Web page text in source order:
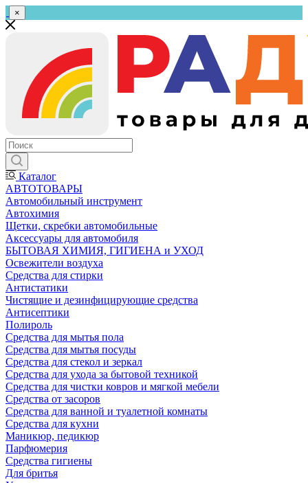
×
Каталог
АВТОТОВАРЫ
Автомобильный инструмент
Автохимия
Щетки, скребки автомобильные
Аксессуары для автомобиля
БЫТОВАЯ ХИМИЯ, ГИГИЕНА и УХОД
Освежители воздуха
Средства для стирки
Антистатики
Чистящие и дезинфицирующие средства
Антисептики
Полироль
Средства для мытья пола
Средства для мытья посуды
Средства для стекол и зеркал
Средства для ухода за бытовой техникой
Средства для чистки ковров и мягкой мебели
Средства от засоров
Средства для ванной и туалетной комнаты
Средства для кухни
Маникюр, педикюр
Парфюмерия
Средства гигиены
Для бритья